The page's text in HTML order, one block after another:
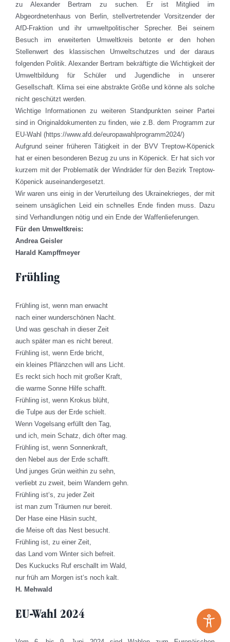
zu Alexander Bertram zu suchen. Er ist Mitglied im
Abgeordnetenhaus von Berlin, stellvertretender Vorsitzender der
AfD-Fraktion und ihr umweltpolitischer Sprecher. Bei seinem
Besuch im erweiterten Umweltkreis betonte er den hohen
Stellenwert des klassischen Umweltschutzes und der daraus
folgenden Politik. Alexander Bertram bekräftigte die Wichtigkeit der
Umweltbildung für Schüler und Jugendliche in unserer
Gesellschaft. Klima sei eine abstrakte Größe und könne als solche
nicht geschützt werden.
Wichtige Informationen zu weiteren Standpunkten seiner Partei
sind in Originaldokumenten zu finden, wie z.B. dem Programm zur
EU-Wahl (https://www.afd.de/europawahlprogramm2024/)
Aufgrund seiner früheren Tätigkeit in der BVV Treptow-Köpenick
hat er einen besonderen Bezug zu uns in Köpenick. Er hat sich vor
kurzem mit der Problematik der Windräder für den Bezirk Treptow-
Köpenick auseinandergesetzt.
Wir waren uns einig in der Verurteilung des Ukrainekrieges, der mit
seinem unsäglichen Leid ein schnelles Ende finden muss. Dazu
sind Verhandlungen nötig und ein Ende der Waffenlieferungen.
Für den Umweltkreis:
Andrea Geisler
Harald Kampffmeyer
Frühling
Frühling ist, wenn man erwacht
nach einer wunderschönen Nacht.
Und was geschah in dieser Zeit
auch später man es nicht bereut.
Frühling ist, wenn Erde bricht,
ein kleines Pflänzchen will ans Licht.
Es reckt sich hoch mit großer Kraft,
die warme Sonne Hilfe schafft.
Frühling ist, wenn Krokus blüht,
die Tulpe aus der Erde schielt.
Wenn Vogelsang erfüllt den Tag,
und ich, mein Schatz, dich öfter mag.
Frühling ist, wenn Sonnenkraft,
den Nebel aus der Erde schafft.
Und junges Grün weithin zu sehn,
verliebt zu zweit, beim Wandern gehn.
Frühling ist‘s, zu jeder Zeit
ist man zum Träumen nur bereit.
Der Hase eine Häsin sucht,
die Meise oft das Nest besucht.
Frühling ist, zu einer Zeit,
das Land vom Winter sich befreit.
Des Kuckucks Ruf erschallt im Wald,
nur früh am Morgen ist‘s noch kalt.
H. Mehwald
EU-Wahl 2024